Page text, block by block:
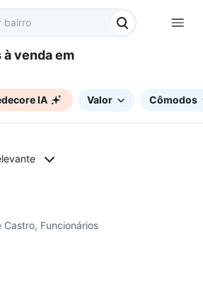
IA Valor Cômodos
Castro, Funcionários